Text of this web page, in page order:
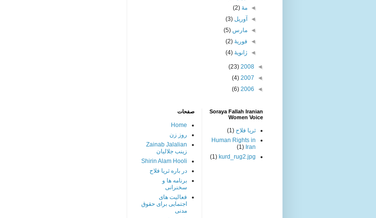
◄مهٔ(2)
◄آوریل(3)
◄مارس(5)
◄ فوریهٔ(2)
◄ژانویهٔ(4)
◄
2008
(23)
◄
2007
(4)
◄
2006
(6)
Soraya Fallah Iranian
Women Voice
ثریا فلاح (1)
Human Rights in
Iran
(1)
kurd_rug2.jpg
(1)
صفحات
Home
روز زن
Zainab Jalalian
زینب جلالیان
Shirin Alam Hooli
در باره ثریا فلاح
برنامه ها و
سخنرانی
فعالیت های
اجتمایی برای حقوق
مدنی